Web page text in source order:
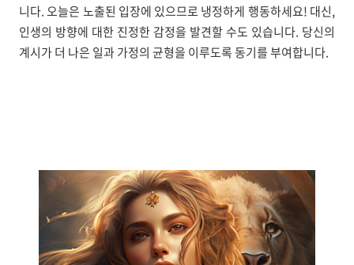
니다. 오늘은 노출된 입장에 있으므로 냉정하게 행동하세요! 대신,
인생의 방향에 대한 진정한 감정을 발견할 수도 있습니다. 당신의
계시가 더 나은 일과 가정의 균형을 이루도록 동기를 부여합니다.